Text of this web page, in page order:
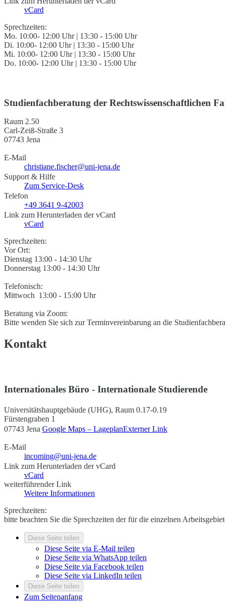
vCard
Sprechzeiten:
Mo. 10:00- 12:00 Uhr | 13:30 - 15:00 Uhr
Di. 10:00- 12:00 Uhr | 13:30 - 15:00 Uhr
Mi. 10:00- 12:00 Uhr | 13:30 - 15:00 Uhr
Do. 10:00- 12:00 Uhr | 13:30 - 15:00 Uhr
Studienfachberatung der Rechtswissenschaftlichen
Raum 2.50
Carl-Zeiß-Straße 3
07743 Jena
E-Mail
christiane.fischer@uni-jena.de
Support & Hilfe
Zum Service-Desk
Telefon
+49 3641 9-42003
Link zum Herunterladen der vCard
vCard
Sprechzeiten:
Vor Ort:
Dienstag 13:00 - 14:30 Uhr
Donnerstag 13:00 - 14:30 Uhr
Telefonisch:
Mittwoch 13:00 - 15:00 Uhr
Beratung via Zoom:
Bitte wenden Sie sich zur Terminvereinbarung an die
Kontakt
Internationales Büro - Internationale Studierende
Universitätshauptgebäude (UHG), Raum 0.17-0.19
Fürstengraben 1
07743 Jena Google Maps – LageplanExterner Link
E-Mail
incoming@uni-jena.de
Link zum Herunterladen der vCard
vCard
weiterführender Link
Weitere Informationen
Sprechzeiten:
bitte beachten Sie die Sprechzeiten der für die einzelnen
Diese Seite teilen
Diese Seite via E-Mail teilen
Diese Seite via WhatsApp teilen
Diese Seite via Facebook teilen
Diese Seite via LinkedIn teilen
Diese Seite teilen
Zum Seitenanfang